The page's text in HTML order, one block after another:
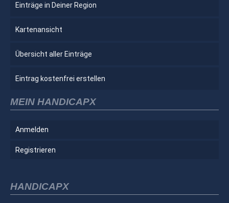
Einträge in Deiner Region
Kartenansicht
Übersicht aller Einträge
Eintrag kostenfrei erstellen
MEIN HANDICAPX
Anmelden
Registrieren
HANDICAPX